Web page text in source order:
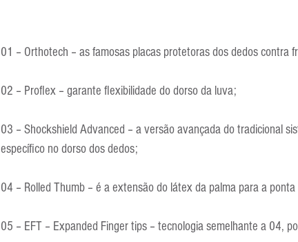
01 – Orthotech – as famosas placas protetoras dos dedos contra
02 – Proflex – garante flexibilidade do dorso da luva;
03 – Shockshield Advanced – a versão avançada do tradicional
específico no dorso dos dedos;
04 – Rolled Thumb – é a extensão do látex da palma para a ponta
05 – EFT – Expanded Finger tips – tecnologia semelhante a 04,